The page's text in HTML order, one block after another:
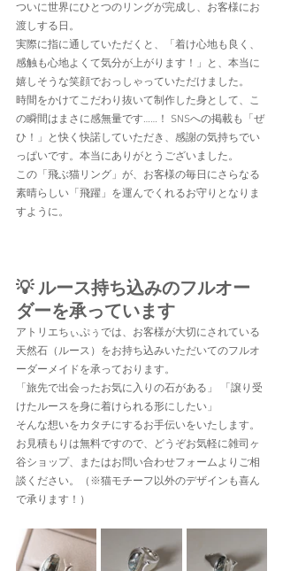
ついに世界にひとつのリングが完成し、お客様にお
渡しする日。
実際に指に通していただくと、「着け心地も良く、
感触も心地よくて気分が上がります！」と、本当に
嬉しそうな笑顔でおっしゃっていただけました。
時間をかけてこだわり抜いて制作した身として、こ
の瞬間はまさに感無量です……！ SNSへの掲載も「ぜ
ひ！」と快く快諾していただき、感謝の気持ちでい
っぱいです。本当にありがとうございました。
この「飛ぶ猫リング」が、お客様の毎日にさらなる
素晴らしい「飛躍」を運んでくれるお守りとなりま
すように。
💡 ルース持ち込みのフルオー
ダーを承っています
アトリエちぃぷぅでは、お客様が大切にされている
天然石（ルース）をお持ち込みいただいてのフルオ
ーダーメイドを承っております。
「旅先で出会ったお気に入りの石がある」 「譲り受
けたルースを身に着けられる形にしたい」
そんな想いをカタチにするお手伝いをいたします。
お見積もりは無料ですので、どうぞお気軽に雑司ヶ
谷ショップ、またはお問い合わせフォームよりご相
談ください。（※猫モチーフ以外のデザインも喜ん
で承ります！）